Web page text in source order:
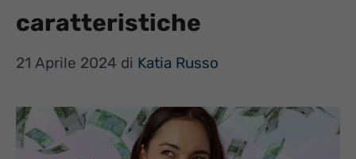
caratteristiche
21 Aprile 2024 di Katia Russo